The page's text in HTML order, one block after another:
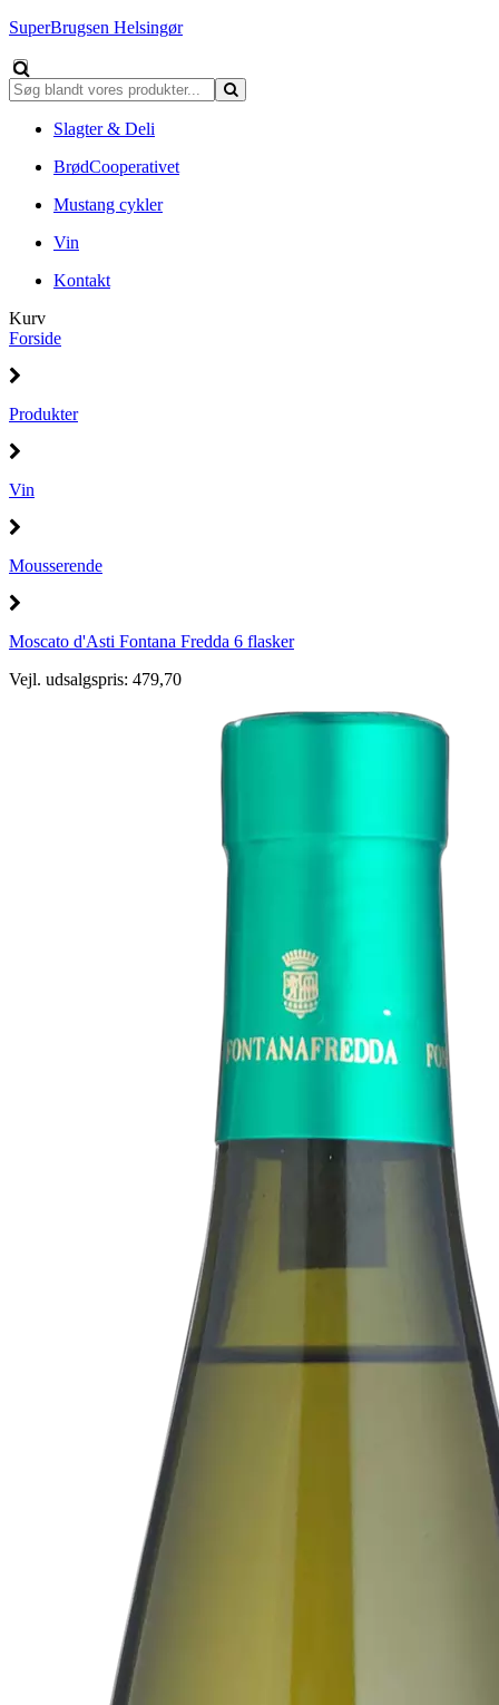
SuperBrugsen Helsingør
Slagter & Deli
BrødCooperativet
Mustang cykler
Vin
Kontakt
Kurv
Forside
Produkter
Vin
Mousserende
Moscato d'Asti Fontana Fredda 6 flasker
Vejl. udsalgspris: 479,70